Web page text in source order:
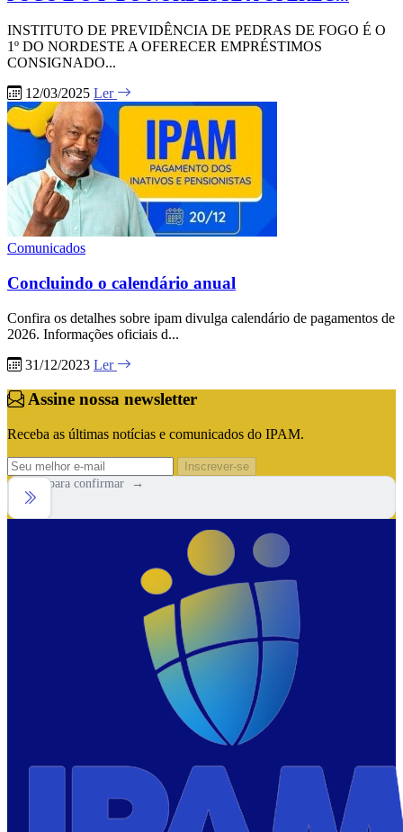
INSTITUTO DE PREVIDÊNCIA DE PEDRAS DE FOGO É O
1º DO NORDESTE A OFERECER EMPRÉSTIMOS
CONSIGNADO...
12/03/2025 Ler
Comunicados
Concluindo o calendário anual
Confira os detalhes sobre ipam divulga calendário de pagamentos de
2026. Informações oficiais d...
31/12/2023 Ler
Assine nossa newsletter
Receba as últimas notícias e comunicados do IPAM.
Inscrever-se
Arraste para confirmar →